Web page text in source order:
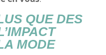
QUE DES
MODE